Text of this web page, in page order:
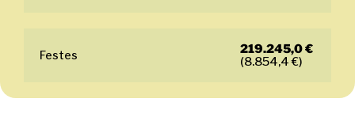
Festes
219.245,0 €
(8.854,4 €)